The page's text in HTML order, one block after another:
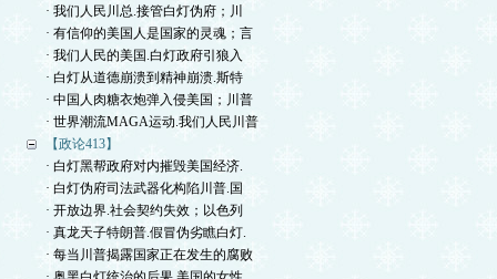
· 我们人民川总.接管白灯伪府；川
· 有信仰的美国人是国家的灵魂；言
· 我们人民的美国.白灯政府引狼入
· 白灯从道德崩溃到精神崩溃.斯特
· 中国人肉糖衣炮弹入侵美国；川普
· 世界潮流MAGA运动.我们人民川普
【政论413】
· 白灯黑帮政府对内摧毁美国经济.
· 白灯伪府司法武器化构陷川普.国
· 开放边界.社会契约失效；以色列
· 真龙天子特朗普.假冒伪劣瞧白灯.
· 每当川普揭露国家正在发生的腐败